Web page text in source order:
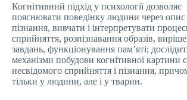
Когнітивний підхід у психології дозволяє
пояснювати поведінку людини через опис
пізнання, вивчати і інтерпретувати
сприйняття, розпізнавання образів,
завдань, функціонування пам’яті;
механізми побудови когнітивної картини
несвідомого сприйняття і пізнання,
тільки у людини, але і у тварин.